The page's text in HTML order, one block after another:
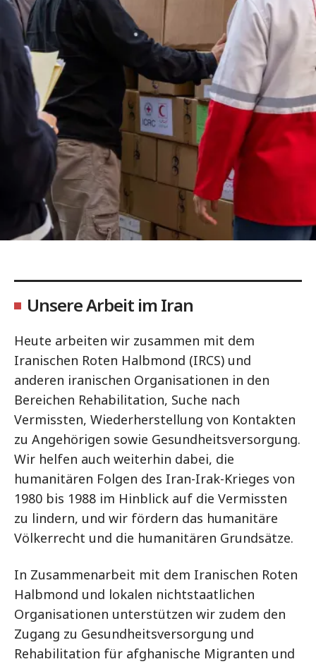
Unsere Arbeit im Iran
Heute arbeiten wir zusammen mit dem
Iranischen Roten Halbmond (IRCS) und
anderen iranischen Organisationen in den
Bereichen Rehabilitation, Suche nach
Vermissten, Wiederherstellung von Kontakten
zu Angehörigen sowie Gesundheitsversorgung.
Wir helfen auch weiterhin dabei, die
humanitären Folgen des Iran-Irak-Krieges von
1980 bis 1988 im Hinblick auf die Vermissten
zu lindern, und wir fördern das humanitäre
Völkerrecht und die humanitären Grundsätze.
In Zusammenarbeit mit dem Iranischen Roten
Halbmond und lokalen nichtstaatlichen
Organisationen unterstützen wir zudem den
Zugang zu Gesundheitsversorgung und
Rehabilitation für afghanische Migranten und